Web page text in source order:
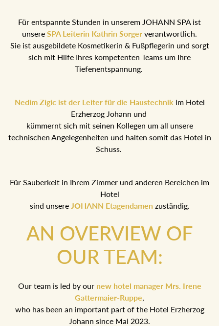
Für entspannte Stunden in unserem JOHANN SPA ist
unsere SPA Leiterin Kathrin Sorger verantwortlich.
Sie ist ausgebildete Kosmetikerin & Fußpflegerin und sorgt
sich mit Hilfe Ihres kompetenten Teams um Ihre
Tiefenentspannung.
Nedim Zigic ist der Leiter für die Haustechnik im Hotel
Erzherzog Johann und
kümmernt sich mit seinen Kollegen um all unsere
technischen Angelegenheiten und halten somit das Hotel in
Schuss.
Für Sauberkeit in Ihrem Zimmer und anderen Bereichen im
Hotel
sind unsereJOHANN Etagendamen zuständig.
AN OVERVIEW OF
OUR TEAM:
Our team is led by ournew hotel manager Mrs. Irene
Gattermaier-Ruppe,
who has been an important part of the Hotel Erzherzog
Johann since Mai 2023.